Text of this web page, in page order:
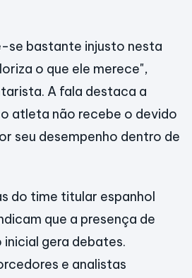
se bastante injusto nesta
o que ele merece",
A fala destaca a
atleta não recebe o devido
seu desempenho dentro de
do time titular espanhol
que a presença de
gera debates.
e analistas